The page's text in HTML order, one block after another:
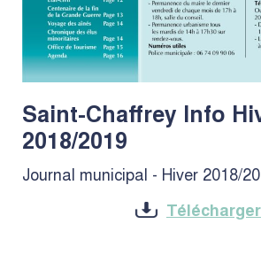
Saint-Chaffrey Info
2018/2019
Journal municipal - Hiver 2018/
Télécharger